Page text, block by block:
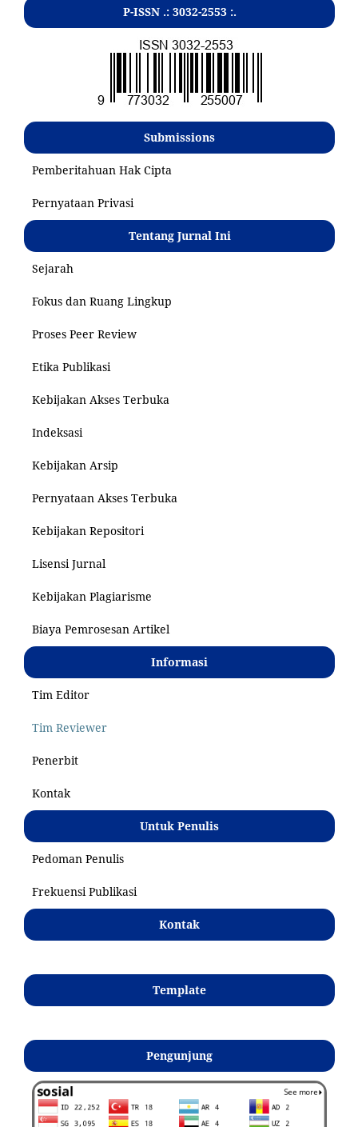
P-ISSN .: 3032-2553:.
Submissions
Pemberitahuan Hak Cipta
Pernyataan Privasi
Tentang Jurnal Ini
Sejarah
Fokus dan Ruang Lingkup
Proses Peer Review
Etika Publikasi
Kebijakan Akses Terbuka
Indeksasi
Kebijakan Arsip
Pernyataan Akses Terbuka
Kebijakan Repositori
Lisensi Jurnal
Kebijakan Plagiarisme
Biaya Pemrosesan Artikel
Informasi
Tim Editor
Tim Reviewer
Penerbit
Kontak
Untuk Penulis
Pedoman Penulis
Frekuensi Publikasi
Kontak
Template
Pengunjung